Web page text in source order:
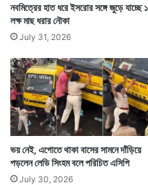
যশ আছড়ে পড়ায় এই
সময়ে এমনই একটা বৃষ্টির জন্য
সংস্থার সাহায্য নিয়ে লেখা
নবমিত্রের হাত ধরে ইসরোর সঙ্গে জুড়ে যাচ্ছে ১
লক্ষ মাছ ধরার নৌকা
July 31, 2026
ভয় নেই, এগোতে থাকা বাসের সামনে দাঁড়িয়ে
পড়লেন লেডি সিংহম বলে পরিচিত এসিপি
July 30, 2026